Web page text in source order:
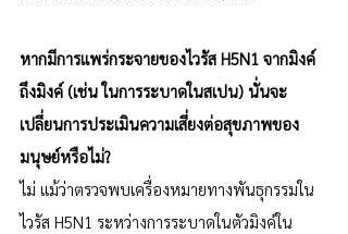
หากมีการแพร่กระจายของไวรัส H5N1 จากมิงค์
ถึงมิงค์ (เช่น ในการระบาดในสเปน) นั่นจะ
เปลี่ยนการประเมินความเสี่ยงต่อสุขภาพของ
มนุษย์หรือไม่?
ไม่ แม้ว่าตรวจพบเครื่องหมายทางพันธุกรรมใน
ไวรัส H5N1 ระหว่างการระบาดในตัวมิงค์ใน